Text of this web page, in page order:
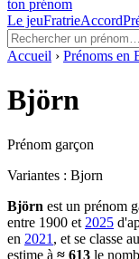
ton prénom
Le jeuFratrieAccord
Accueil › Prénoms en
Björn
Prénom garçon
Variantes : Bjorn
Björn est un prénom
entre 1900 et 2025
en 2021 , et se classe
estime à ≈ 613 le